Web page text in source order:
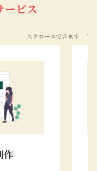
ービス
スクロールできます
作